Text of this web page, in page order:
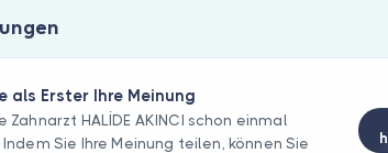
als Erster Ihre Meinung
Zahnarzt HALİDE AKINCI schon einmal
Indem Sie Ihre Meinung teilen, können Sie